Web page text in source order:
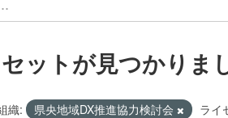
ットが見つかりま
織: 県央地域DX推進協力検討会
ライ